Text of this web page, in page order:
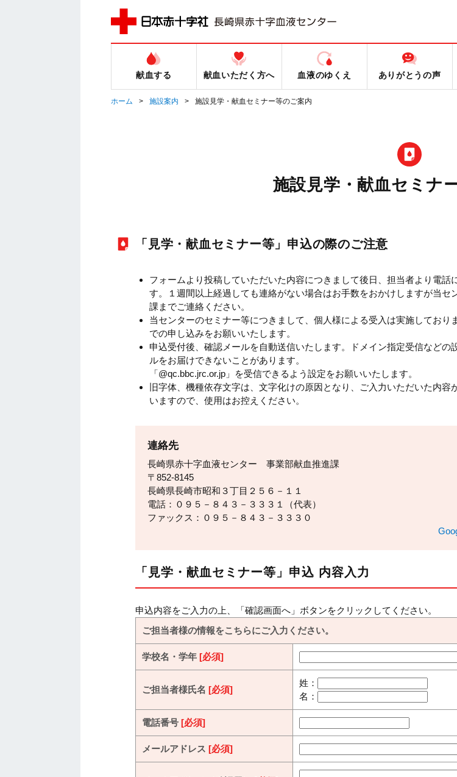
献血する 献血いただく方へ 血液のゆくえ ありがとうの声
ホーム 施設案内 施設見学・献血セミナー等のご案内
施設見学・献血セミナ
「見学・献血セミナー等」申込の際のご注意
フォームより投稿していただいた内容につきまして後日、担当者より電話
す。１週間以上経過しても連絡がない場合はお手数をおかけしますが当セ
課までご連絡ください。
当センターのセミナー等につきまして、個人様による受入は実施しており
での申し込みをお願いいたします。
申込受付後、確認メールを自動送信いたします。ドメイン指定受信などの
ルをお届けできないことがあります。
「@qc.bbc.jrc.or.jp」を受信できるよう設定をお願いいたします。
旧字体、機種依存文字は、文字化けの原因となり、ご入力いただいた内容
いますので、使用はお控えください。
連絡先
長崎県赤十字血液センター 事業部献血推進課
〒852-8145
長崎県長崎市昭和３丁目２５６－１１
電話：０９５－８４３－３３３１（代表）
ファックス：０９５－８４３－３３３０
「見学・献血セミナー等」申込 内容入力
申込内容をご入力の上、「確認画面へ」ボタンをクリックしてください。
ご担当者様の情報をこちらにご入力ください。
学校名・学年 [必須]
ご担当者様氏名 [必須]
姓：
名：
電話番号 [必須]
メールアドレス [必須]